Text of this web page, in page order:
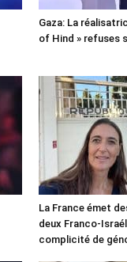
Gaza: La
of Hind » refuses
La France émet
deux Franco-
complicité de